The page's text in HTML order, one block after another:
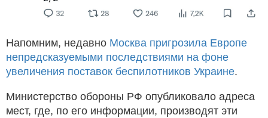
Напомним, недавно Москва пригрозила Европе
непредсказуемыми последствиями на фоне
увеличения поставок беспилотников Украине.
Министерство обороны РФ опубликовало адреса
мест, где, по его информации, производят эти